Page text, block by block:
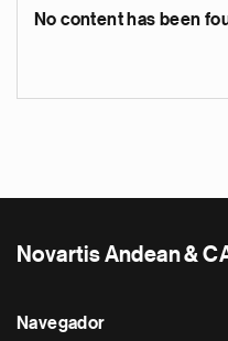
No content has been
Novartis Andean &
Navegador